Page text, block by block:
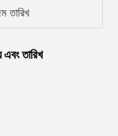
তারিখ
তারিখ